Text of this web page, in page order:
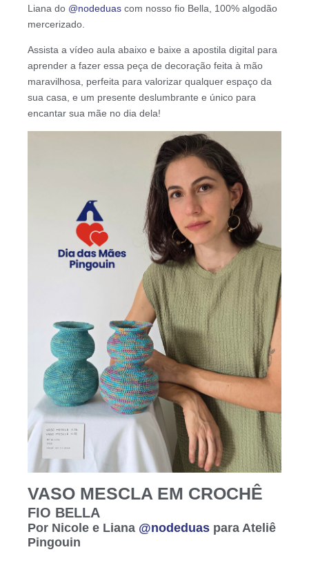
Liana do @nodeduas com nosso fio Bella, 100% algodão
mercerizado.
Assista a vídeo aula abaixo e baixe a apostila digital para
aprender a fazer essa peça de decoração feita à mão
maravilhosa, perfeita para valorizar qualquer espaço da
sua casa, e um presente deslumbrante e único para
encantar sua mãe no dia dela!
VASO MESCLA EM CROCHÊ
FIO BELLA
Por Nicole e Liana @nodeduas para Ateliê
Pingouin